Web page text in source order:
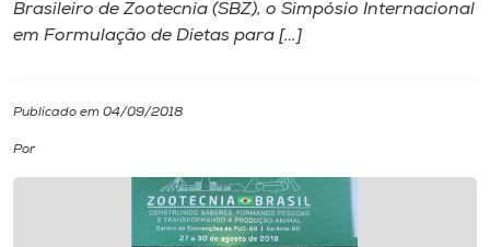
I.nova
Cultura
Brasileiro de Zootecnia (SBZ), o Simpósio Internacional
em Formulação de Dietas para […]
Publicado em 04/09/2018
Por